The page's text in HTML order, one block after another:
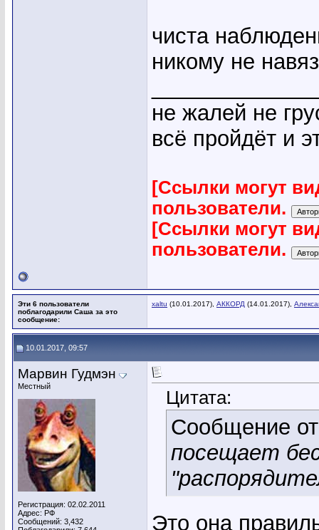
чиста
никому не
не жалей не
всё пройдёт и
[Ссылки могут
пользователи.
[Ссылки могут
пользователи.
Эти 6 пользователи
поблагодарили Саша за это
сообщение:
xaltu (10.01.2017), АККОРД (14.01.2017),
10.01.2017, 09:57
Марвин Гудмэн
Местный
Регистрация: 02.02.2011
Адрес: РФ
Сообщений: 3,432
Цитата:
Сообщение
посещает
Это она